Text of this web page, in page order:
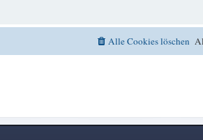
Alle Cookies löschen